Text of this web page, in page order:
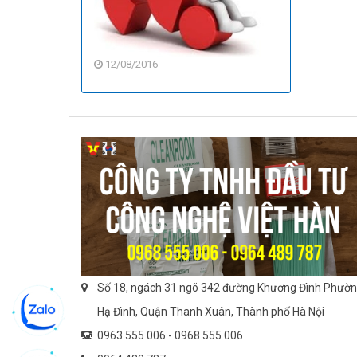
12/08/2016
Số 18, ngách 31 ngõ 342 đường Khương Đình
Hạ Đình, Quận Thanh Xuân, Thành phố Hà Nội
0963 555 006 - 0968 555 006